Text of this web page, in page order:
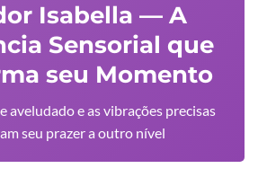
Isabella — A
Sensorial que
seu Momento
aveludado e as vibrações precisas
seu prazer a outro nível